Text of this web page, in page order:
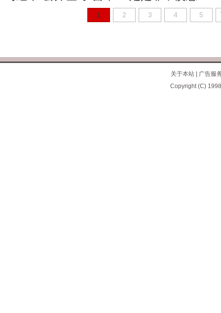
1 2 3 4 5
关于本站|
广告服
Copyright (C)